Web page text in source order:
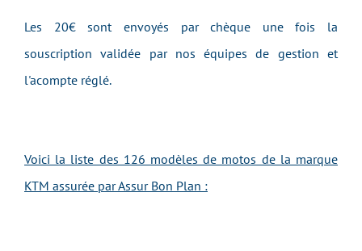
Les 20€ sont envoyés par chèque une fois la
souscription validée par nos équipes de gestion et
l'acompte réglé.
Voici la liste des 126 modèles de motos de la marque
KTM assurée par Assur Bon Plan :